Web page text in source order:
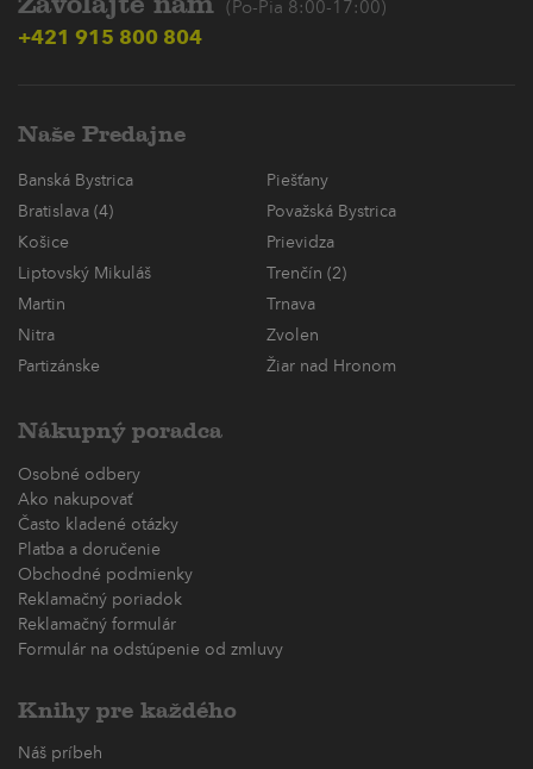
(Po-Pia 8:00-17:00)
+421 915 800 804
Naše Predajne
Banská Bystrica
Piešťany
Bratislava (4)
Považská Bystrica
Košice
Prievidza
Liptovský Mikuláš
Trenčín (2)
Martin
Trnava
Nitra
Zvolen
Partizánske
Žiar nad Hronom
Nákupný poradca
Osobné odbery
Ako nakupovať
Často kladené otázky
Platba a doručenie
Obchodné podmienky
Reklamačný poriadok
Reklamačný formulár
Formulár na odstúpenie od zmluvy
Knihy pre každého
Náš príbeh